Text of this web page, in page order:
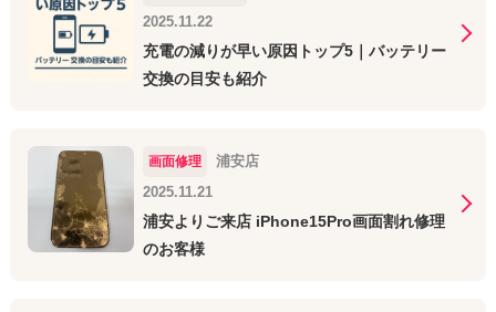
2025.11.22
充電の減りが早い原因トップ5｜バッテリー
交換の目安も紹介
画面修理
浦安店
2025.11.21
浦安よりご来店 iPhone15Pro画面割れ修理
のお客様